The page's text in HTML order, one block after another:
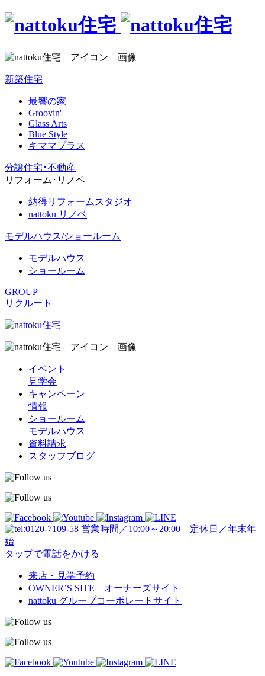
新築住宅
最響の家
Groovin'
Glass Arts
Blue Style
キママプラス
分譲住宅･不動産
リフォーム･リノベ
納得リフォームスタジオ
nattoku リノベ
モデルハウス/ショールーム
モデルハウス
ショールーム
GROUP
リクルート
イベント
見学会
キャンペーン
情報
ショールーム
モデルハウス
資料請求
スタッフブログ
営業時間／10:00～20:00 定休日／年末年
始
タップで電話をかける
来店・見学予約
OWNER’S SITE オーナーズサイト
nattoku グループコーポレートサイト